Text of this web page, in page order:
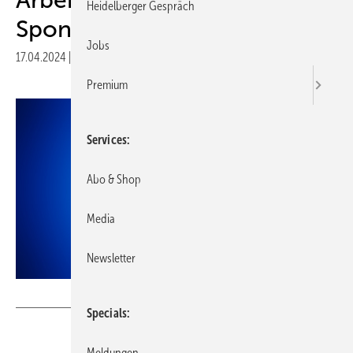
Spondyloarthritis
17.04.2024
Heidelberger Gespräch
Jobs
Premium
Services
Abo & Shop
Media
Newsletter
Specials